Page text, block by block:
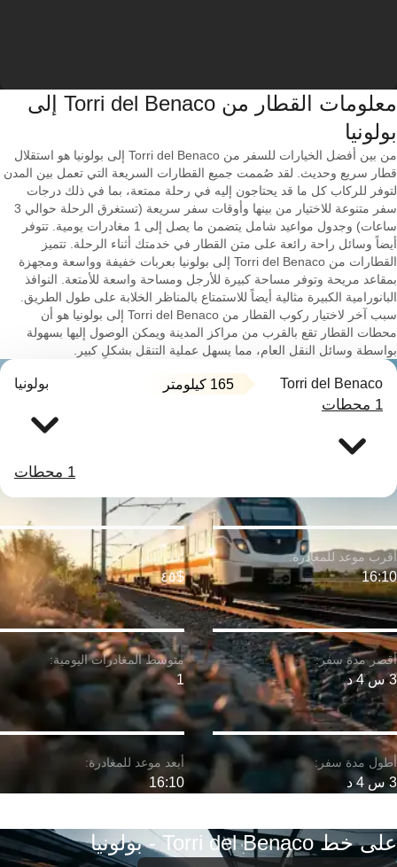
معلومات القطار من ‎Torri del Benaco إلى
من بين أفضل الخيارات للسفر من Torri del Benaco إلى بولونيا هو استقلال
قطار سريع وحديث. لقد صُممت جميع القطارات السريعة التي تعمل بين المدن
لتوفر للركاب كل ما قد يحتاجون إليه في رحلة ممتعة، بما في ذلك درجات
سفر متنوعة للاختيار من بينها وأوقات سفر سريعة (تستغرق الرحلة حوالي 3
ساعات) وجدول مواعيد شامل يتضمن ما يصل إلى 1 مغادرات يومية. تتوفر
أيضاً وسائل راحة رائعة على متن القطار في خدمتك أثناء الرحلة. تتميز
القطارات من Torri del Benaco إلى بولونيا بعربات خفيفة وواسعة ومجهزة
بمقاعد مريحة وتوفر مساحة كبيرة للأرجل ومساحة واسعة للأمتعة. النوافذ
البانورامية الكبيرة مثالية أيضاً للاستمتاع بالمناظر الخلابة على طول الطريق.
سبب آخر لاختيار ركوب القطار من Torri del Benaco إلى بولونيا هو أن
محطات القطار تقع بالقرب من مراكز المدينة ويمكن الوصول إليها بسهولة
بواسطة وسائل النقل العام، مما يسهل عملية التنقل بشكلٍ كبير.
Torri del Benaco 165 كيلومتر بولونيا
1 محطات
1 محطات
3 س 4 د
16:10
3 س 4 د
$٤٥
1
16:10
على خط Torri del Benaco - بولونيا